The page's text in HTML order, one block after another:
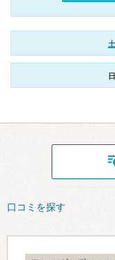
口コミを探す